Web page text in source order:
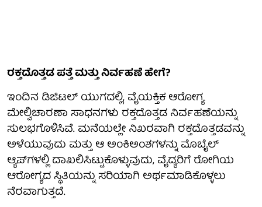
ರಕ್ತದೊತ್ತಡ ಪತ್ತೆ ಮತ್ತು ನಿರ್ವಹಣೆ ಹೇಗೆ?
ಇಂದಿನ ಡಿಜಿಟಲ್ ಯುಗದಲ್ಲಿ, ವೈಯಕ್ತಿಕ ಆರೋಗ್ಯ
ಮೇಲ್ವಿಚಾರಣಾ ಸಾಧನಗಳು ರಕ್ತದೊತ್ತಡ ನಿರ್ವಹಣೆಯನ್ನು
ಸುಲಭಗೊಳಿಸಿವೆ. ಮನೆಯಲ್ಲೇ ನಿಖರವಾಗಿ ರಕ್ತದೊತ್ತಡವನ್ನು
ಅಳೆಯುವುದು ಮತ್ತು ಆ ಅಂಕಿಅಂಶಗಳನ್ನು ಮೊಬೈಲ್
ಆ್ಯಪ್‌ಗಳಲ್ಲಿ ದಾಖಲಿಸಿಟ್ಟುಕೊಳ್ಳುವುದು, ವೈದ್ಯರಿಗೆ ರೋಗಿಯ
ಆರೋಗ್ಯದ ಸ್ಥಿತಿಯನ್ನು ಸರಿಯಾಗಿ ಅರ್ಥಮಾಡಿಕೊಳ್ಳಲು
ನೆರವಾಗುತ್ತದೆ.